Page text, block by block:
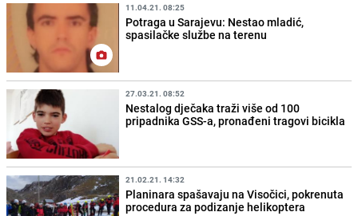
11.04.21. 08:25
Potraga u Sarajevu: Nestao mladić,
spasilačke službe na terenu
27.03.21. 08:52
Nestalog dječaka traži više od 100
pripadnika GSS-a, pronađeni tragovi bicikla
21.02.21. 14:32
Planinara spašavaju na Visočici, pokrenuta
procedura za podizanje helikoptera